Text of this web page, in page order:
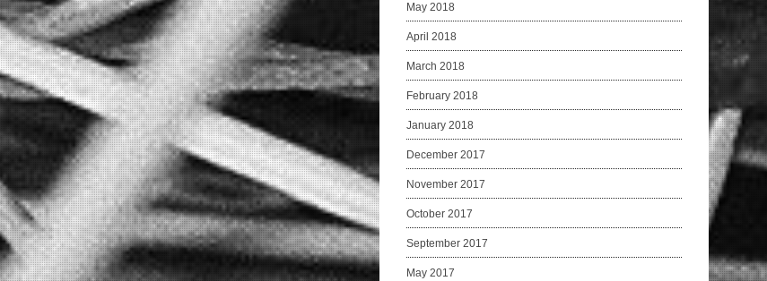
May 2018
April 2018
March 2018
February 2018
January 2018
December 2017
November 2017
October 2017
September 2017
May 2017